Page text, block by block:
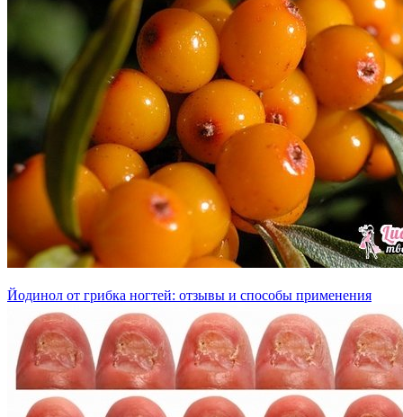
Йодинол от грибка ногтей: отзывы и способы применения